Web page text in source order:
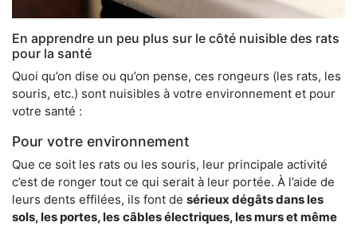
En apprendre un peu plus sur le côté nuisible des rats
pour la santé
Quoi qu’on dise ou qu’on pense, ces rongeurs (les rats, les
souris, etc.) sont nuisibles à votre environnement et pour
votre santé :
Pour votre environnement
Que ce soit les rats ou les souris, leur principale activité
c’est de ronger tout ce qui serait à leur portée. À l’aide de
leurs dents effilées, ils font de sérieux dégâts dans les
sols, les portes, les câbles électriques, les murs et même